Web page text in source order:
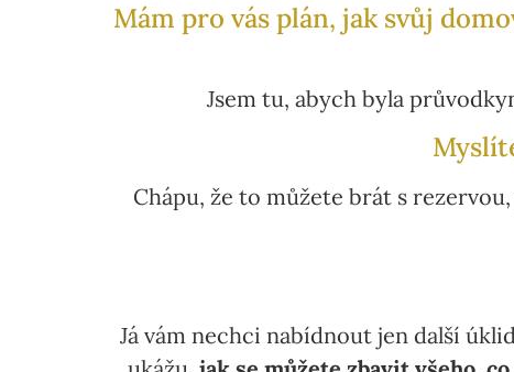
Mám pro vás plán, jak svůj
Jsem tu, abych byla
Chápu, že to můžete brát s
Já vám nechci nabídnout jen další